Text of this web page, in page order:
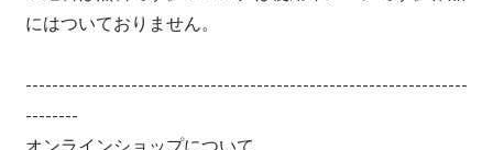
にはついておりません。
-------------------------------------------------------------------
--------
オンラインショップについて